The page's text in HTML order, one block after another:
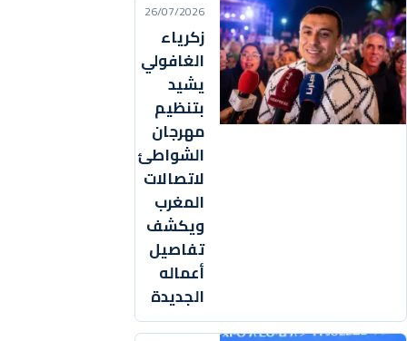
26/07/2026
زكرياء
الغافولي
يشيد
بتنظيم
مهرجان
الشواطئ
لاتصالات
المغرب
ويكشف
تفاصيل
أعماله
الجديدة